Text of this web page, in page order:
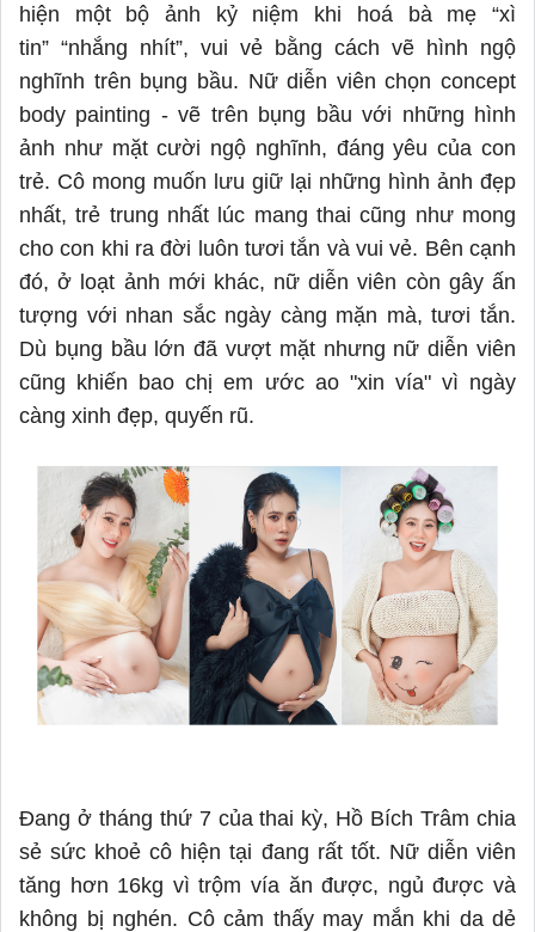
hiện một bộ ảnh kỷ niệm khi hoá bà mẹ “xì
tin” “nhắng nhít”, vui vẻ bằng cách vẽ hình ngộ
nghĩnh trên bụng bầu. Nữ diễn viên chọn concept
body painting -vẽ trên bụng bầu với những hình
ảnh như mặt cười ngộ nghĩnh, đáng yêu của con
trẻ. Cô mong muốn lưu giữ lại những hình ảnh đẹp
nhất, trẻ trung nhất lúc mang thai cũng như mong
cho con khi ra đời luôn tươi tắn và vui vẻ. Bên cạnh
đó, ở loạt ảnh mới khác, nữ diễn viên còn gây ấn
tượng với nhan sắc ngày càng mặn mà, tươi tắn.
Dù bụng bầu lớn đã vượt mặt nhưng nữ diễn viên
cũng khiến baochị em ước ao "xin vía" vì ngày
càng xinh đẹp, quyến rũ.
Đang ở tháng thứ 7 của thai kỳ, Hồ Bích Trâm chia
sẻ sức khoẻ cô hiện tại đang rất tốt. Nữ diễn viên
tăng hơn 16kg vì trộm vía ăn được, ngủ được và
không bị nghén. Cô cảm thấy may mắn khi da dẻ